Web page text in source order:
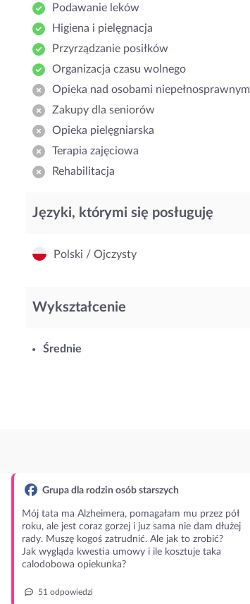
Podawanie leków
Higiena i pielęgnacja
Przyrządzanie posiłków
Organizacja czasu wolnego
Opieka nad osobami
Zakupy dla seniorów
Opieka pielęgniarska
Terapia zajęciowa
Rehabilitacja
Języki, którymi się posługuję
Polski / Ojczysty
Wykształcenie
Średnie
Grupa dla rodzin osób starszych
Mój tata ma Alzheimera, pomagałam mu przez pół
roku, ale jest coraz gorzej i juz sama nie dam dłużej
rady. Muszę kogoś zatrudnić. Ale jak to zrobić?
Jak wygląda kwestia umowy i ile kosztuje taka
calodobowa opiekunka?
51 odpowiedzi